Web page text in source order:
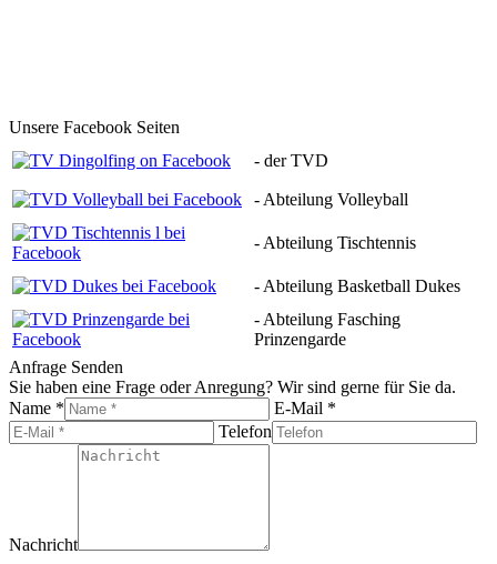
Unsere Facebook Seiten
- der TVD
- Abteilung Volleyball
- Abteilung Tischtennis
- Abteilung Basketball Dukes
- Abteilung Fasching
Prinzengarde
Anfrage Senden
Sie haben eine Frage oder Anregung? Wir sind gerne für Sie da.
Name *
E-Mail *
Telefon
Nachricht